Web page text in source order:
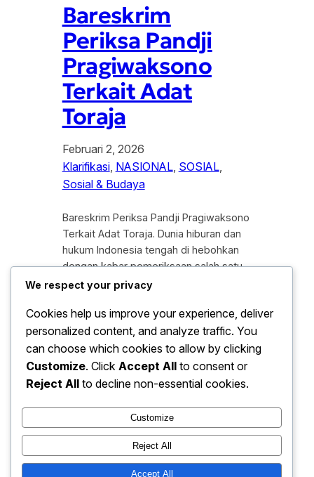
Bareskrim
Periksa Pandji
Pragiwaksono
Terkait Adat
Toraja
Februari 2, 2026
Klarifikasi, NASIONAL, SOSIAL
Sosial & Budaya
Bareskrim Periksa Pandji Pragiwaksono
Terkait Adat Toraja. Dunia hiburan dan
hukum Indonesia tengah di hebohkan
dengan kabar pemeriksaan salah satu
komika senior tanah air. Pemeriksaan ini
masyarakat yang merasa keberatan
dengan materi komedi yang di
sampaikan oleh Pandji dalam sebuah
konten digital. Persoalan ini
menyinggung sisi sensitif mengenai
We respect your privacy
Cookies help us improve your experience, deliver
personalized content, and analyze traffic. You
can choose which cookies to allow by clicking
Customize. Click Accept All to consent or
Reject All to decline non-essential cookies.
Customize
Reject All
Accept All